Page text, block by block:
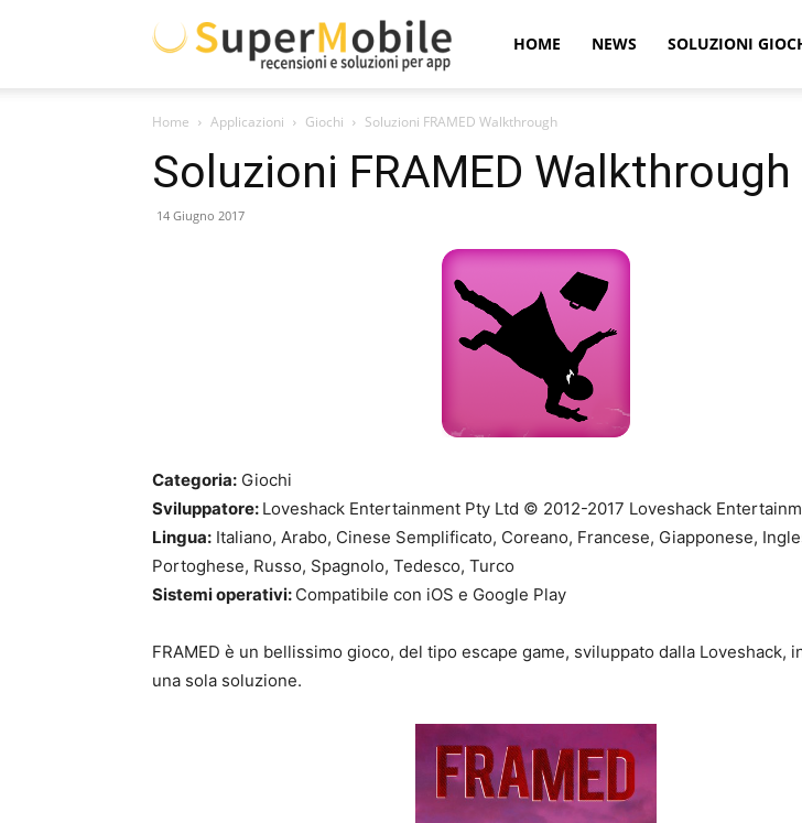
Super
Mobile
HOME NEWS SOLUZIONI
Home Applicazioni Giochi Soluzioni FRAMED Walkthrough
Soluzioni FRAMED Walkthrough
14 Giugno 2017
Categoria: Giochi
Sviluppatore: Loveshack Entertainment Pty Ltd © 2012-2017 Loveshack
Lingua: Italiano, Arabo, Cinese Semplificato, Coreano, Francese, Giapponese,
Portoghese, Russo, Spagnolo, Tedesco, Turco
Sistemi operativi: Compatibile con iOS e Google Play
FRAMED è un bellissimo gioco, del tipo escape game, sviluppato dalla Loveshack,
una sola soluzione.